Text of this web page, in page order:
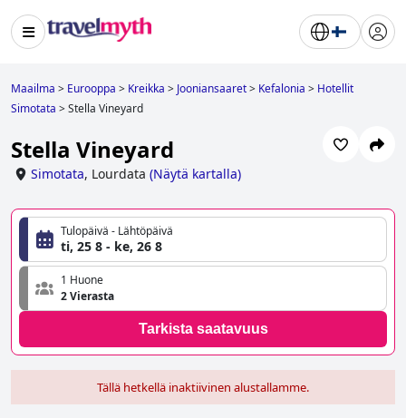
Maailma > Eurooppa > Kreikka > Jooniansaaret> Kefalonia > Hotellit
Simotata >Stella Vineyard
Stella Vineyard
Simotata, Lourdata (Näytä kartalla)
Tulopäivä - Lähtöpäivä
ti, 25 8 - ke, 26 8
1 Huone
2 Vierasta
Tarkista saatavuus
Tällä hetkellä inaktiivinen alustallamme.